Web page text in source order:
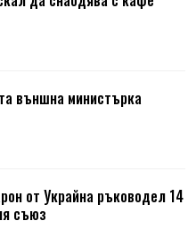
външна министърка
от Украйна ръководел 14
съюз